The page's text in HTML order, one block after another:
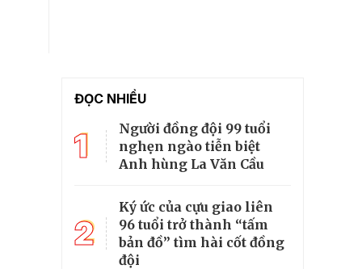
ĐỌC NHIỀU
1
Người đồng đội 99 tuổi
nghẹn ngào tiễn biệt
Anh hùng La Văn Cầu
2
Ký ức của cựu giao liên
96 tuổi trở thành “tấm
bản đồ” tìm hài cốt đồng
đội